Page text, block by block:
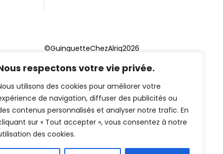
respectons votre vie privée.
utilisons des cookies pour améliorer votre
de navigation, diffuser des publicités ou
contenus personnalisés et analyser notre trafic. En
sur « Tout accepter », vous consentez à notre
des cookies.
©GuinguetteChezAlriq2026
Création site internet YOSOY